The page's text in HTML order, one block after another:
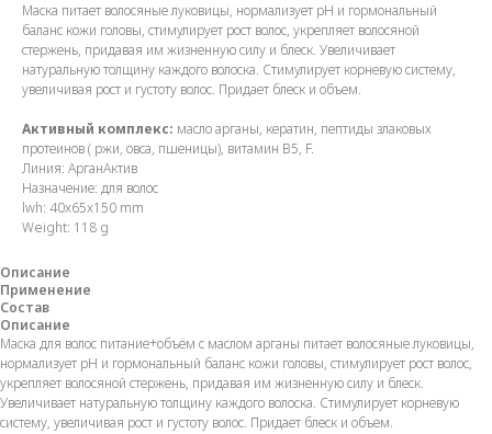
Маска питает волосяные луковицы, нормализует рН и гормональный
баланс кожи головы, стимулирует рост волос, укрепляет волосяной
стержень, придавая им жизненную силу и блеск. Увеличивает
натуральную толщину каждого волоска. Стимулирует корневую систему,
увеличивая рост и густоту волос. Придает блеск и объем.
Активный комплекс: масло арганы, кератин, пептиды злаковых
протеинов ( ржи, овса, пшеницы), витамин В5, F.
Линия: АрганАктив
Назначение: для волос
lwh: 40x65x150 mm
Weight: 118 g
Описание
Применение
Состав
Описание
Маска для волос питание+объём с маслом арганы питает волосяные луковицы,
нормализует рН и гормональный баланс кожи головы, стимулирует рост волос,
укрепляет волосяной стержень, придавая им жизненную силу и блеск.
Увеличивает натуральную толщину каждого волоска. Стимулирует корневую
систему, увеличивая рост и густоту волос. Придает блеск и объем.